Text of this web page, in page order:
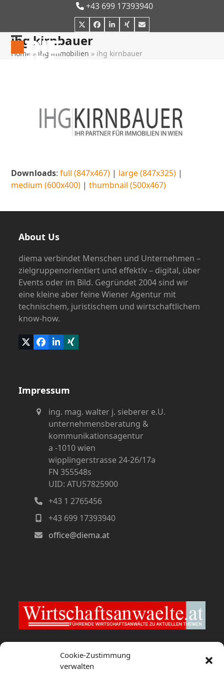
Cookie-Zustimmung
verwalten
content
+43 699 17393940
TwitterFacebook
LinkedIn
XingE-
Mail
Open
Close
ihg kirnbauer
Home » ihg immobilien » ihg kirnbauer
Downloads:full (847x467) | large (847x325) |
medium (600x400) |thumbnail (500x467)
About Us
diema verbindet Menschen und Unternehmen –
zielgruppenorientiert und effektiv – digital, über
Events oder im Bild. Gegründet 2004 sind wir
eine kleine aber feine Wiener Agentur mit
technischem, juristischem und wirtschaftlichem
know-how.
TwitterFacebook
LinkedIn
Xing
Impressum
ing. mag. walter j. sieberer e.U.
unternehmensberatung &
kommunikationsagentur
a -1010 wien
wipplingerstrasse 24-26/17a
FN 355548s
UID: ATU57825900
+43 1 2765456
+43 699 17393940
office@diema.at
Wirtschaftsanwaelte.at